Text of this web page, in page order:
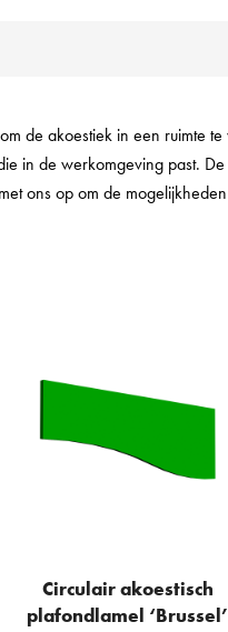
de akoestiek in een ruimte
in de werkomgeving past.
ons op om de
This
Circulair akoestisch
plafondlamel ‘Brussel’